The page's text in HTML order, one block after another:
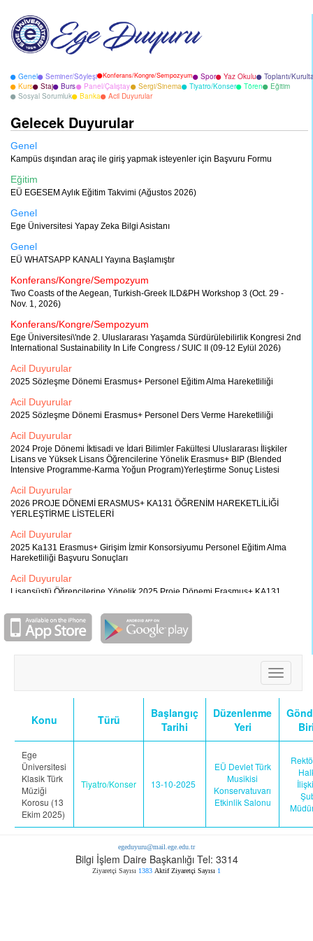
Genel Seminer/Söyleşi Konferans/Kongre/Sempozyum Spor Yaz Okulu
Toplantı/
Kurs
Staj Burs Panel/Çalıştay Sergi/Sinema Tiyatro/Konser Tören
Eğitim
Sosyal Sorumluk
Banka Acil Duyurular
Gelecek Duyurular
Genel
Kampüs dışından araç ile giriş yapmak isteyenler için Başvuru Formu
Eğitim
EÜ EGESEM Aylık Eğitim Takvimi (Ağustos 2026)
Genel
Ege Üniversitesi Yapay Zeka Bilgi Asistanı
Genel
EÜ WHATSAPP KANALI Yayına Başlamıştır
Konferans/Kongre/Sempozyum
Two Coasts of the Aegean, Turkish-Greek ILD&PH Workshop 3 (Oct. 29 -
Nov. 1, 2026)
Konferans/Kongre/Sempozyum
Ege Üniversitesi\'nde 2. Uluslararası Yaşamda Sürdürülebilirlik Kongresi 2nd
International Sustainability In Life Congress / SUIC II (09-12 Eylül 2026)
Acil Duyurular
2025 Sözleşme Dönemi Erasmus+ Personel Eğitim Alma Hareketliliği
Acil Duyurular
2025 Sözleşme Dönemi Erasmus+ Personel Ders Verme Hareketliliği
Acil Duyurular
2024 Proje Dönemi İktisadi ve İdari Bilimler Fakültesi Uluslararası İlişkiler
Lisans ve Yüksek Lisans Öğrencilerine Yönelik Erasmus+ BIP (Blended
Intensive Programme-Karma Yoğun Program)Yerleştirme Sonuç Listesi
Acil Duyurular
2026 PROJE DÖNEMİ ERASMUS+ KA131 ÖĞRENİM HAREKETLİLİĞİ
YERLEŞTİRME LİSTELERİ
Acil Duyurular
2025 Ka131 Erasmus+ Girişim İzmir Konsorsiyumu Personel Eğitim Alma
Hareketliliği Başvuru Sonuçları
Acil Duyurular
Lisansüstü Öğrencilerine Yönelik 2025 Proje Dönemi Erasmus+ KA131
Acil Duyurular
2025 PROJE DÖNEMİ ERASMUS+ STAJ HAREKETLİLİĞİ İLANI
Toggle
Konu Türü
Başlangıç
Tarihi
Düzenlenme
Yeri
Ege
Üniversitesi
Klasik Türk
Müziği
Korosu (13
Ekim 2025)
Tiyatro/Konser 13-10-2025
EÜ Devlet Türk
Musikisi
Konservatuvarı
Etkinlik Salonu
egeduyuru@mail.ege.edu.tr
Bilgi İşlem Daire Başkanlığı Tel: 3314
Ziyaretçi Sayısı 1383 Aktif Ziyaretçi Sayısı 1